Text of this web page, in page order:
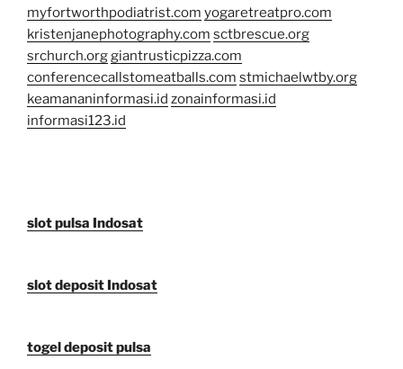
myfortworthpodiatrist.com yogaretreatpro.com
kristenjanephotography.com sctbrescue.org
srchurch.orggiantrusticpizza.com
conferencecallstomeatballs.com stmichaelwtby.org
keamananinformasi.id zonainformasi.id
informasi123.id
slot pulsa Indosat
slot deposit Indosat
togel deposit pulsa